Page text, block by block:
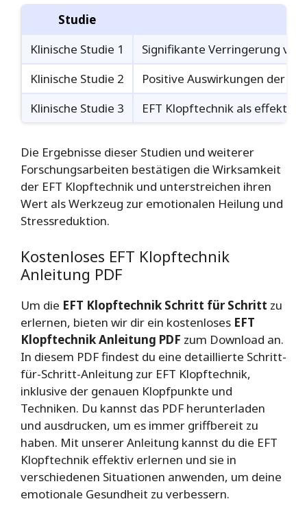
Studie
Klinische Studie 1
Signifikante Verringerung
Klinische Studie 2
Positive Auswirkungen der
Klinische Studie 3
EFT Klopftechnik als
Die Ergebnisse dieser Studien und weiterer
Forschungsarbeiten bestätigen die Wirksamkeit
der EFT Klopftechnik und unterstreichen ihren
Wert als Werkzeug zur emotionalen Heilung und
Stressreduktion.
Kostenloses EFT Klopftechnik
Anleitung PDF
Um die EFT Klopftechnik Schritt für Schritt zu
erlernen, bieten wir dir ein kostenloses EFT
Klopftechnik Anleitung PDF zum Download an.
In diesem PDF findest du eine detaillierte Schritt-
für-Schritt-Anleitung zur EFT Klopftechnik,
inklusive der genauen Klopfpunkte und
Techniken. Du kannst das PDF herunterladen
und ausdrucken, um es immer griffbereit zu
haben. Mit unserer Anleitung kannst du die EFT
Klopftechnik effektiv erlernen und sie in
verschiedenen Situationen anwenden, um deine
emotionale Gesundheit zu verbessern.